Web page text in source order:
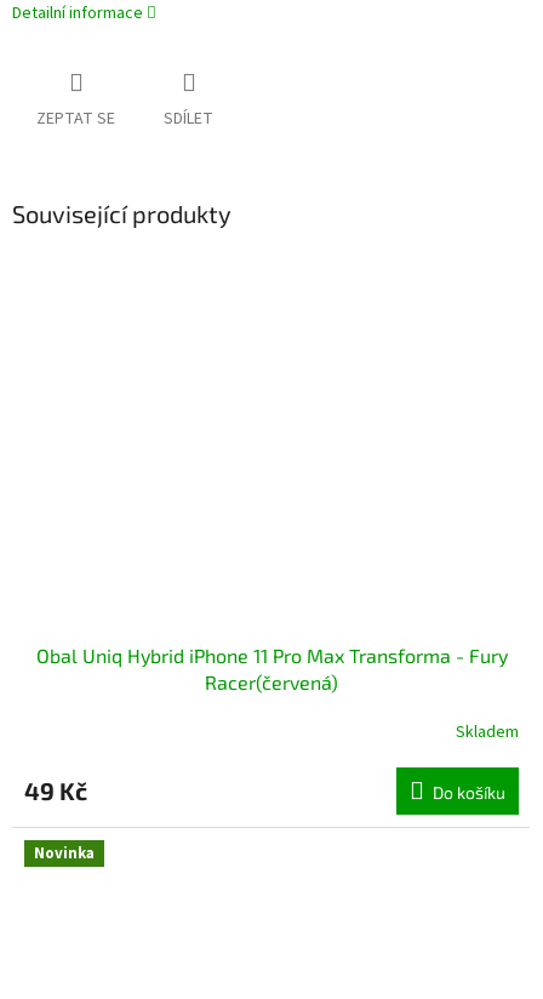
Detailní informace
ZEPTAT SE SDÍLET
Související produkty
Obal Uniq Hybrid iPhone 11 Pro Max Transforma - Fury
Racer(červená)
Skladem
49 Kč Do košíku
Novinka